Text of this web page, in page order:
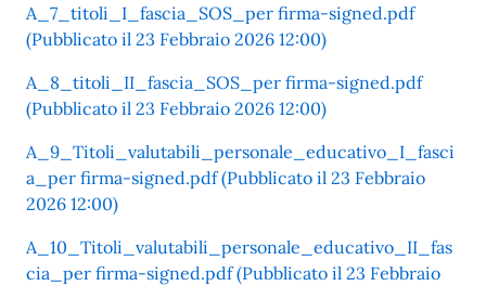
A_7_titoli_I_fascia_SOS_per firma-signed.pdf
(Pubblicato il 23 Febbraio 2026 12:00)
A_8_titoli_II_fascia_SOS_per firma-signed.pdf
(Pubblicato il 23 Febbraio 2026 12:00)
A_9_Titoli_valutabili_personale_educativo_I_fasci
a_per firma-signed.pdf (Pubblicato il 23 Febbraio
2026 12:00)
A_10_Titoli_valutabili_personale_educativo_II_fas
cia_per firma-signed.pdf (Pubblicato il 23 Febbraio